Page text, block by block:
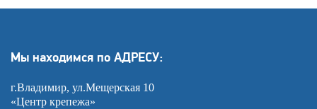
Мы находимся по АДРЕСУ:
г.Владимир, ул.Мещерская 10
«Центр крепежа»